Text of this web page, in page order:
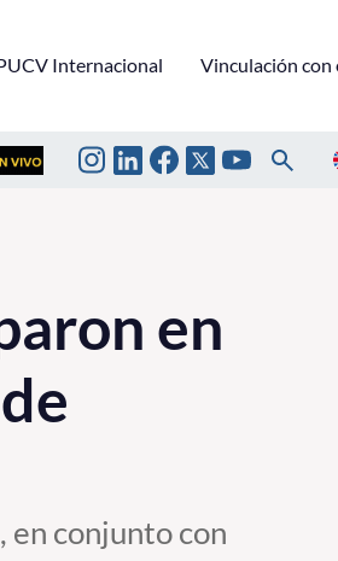
Internacional Vinculación con
en
en conjunto con